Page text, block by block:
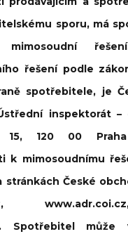
sporu, má
řešení podle
spotřebitele, je
inspektorát –
15, 120 00
k mimosoudnímu
stránkách České
Spotřebitel může